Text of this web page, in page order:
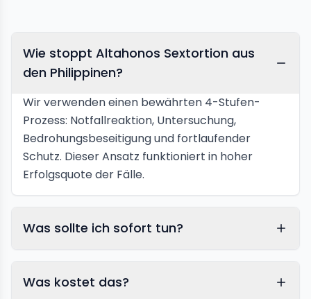
Wie stoppt Altahonos Sextortion aus
den Philippinen?
Wir verwenden einen bewährten 4-Stufen-
Prozess: Notfallreaktion, Untersuchung,
Bedrohungsbeseitigung und fortlaufender
Schutz. Dieser Ansatz funktioniert in hoher
Erfolgsquote der Fälle.
Was sollte ich sofort tun?
Was kostet das?